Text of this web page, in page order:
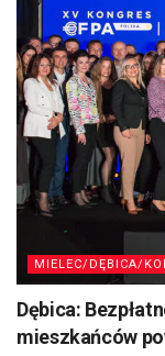
MIELEC/DĘBICA/
Dębica:
mieszkańców